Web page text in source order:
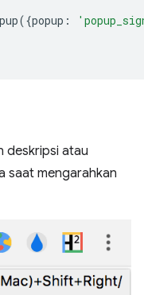
({popup :
deskripsi atau
saat mengarahkan